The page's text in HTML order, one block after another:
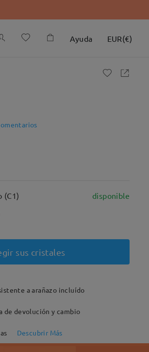
Ayuda EUR(€)
(C1) disponible
sus cristales
a arañazo incluído
de devolución y cambio
Descubrir Más